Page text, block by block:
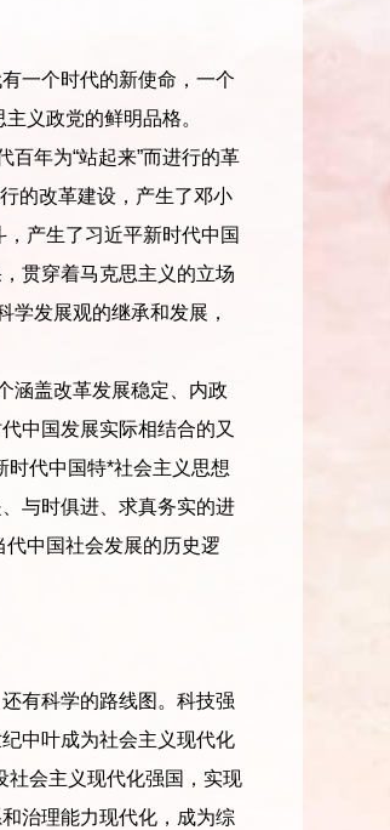
一个时代的新使命，一个
义政党的鲜明品格。
年为“站起来”而进行的革
的改革建设，产生了邓小
，产生了习近平新时代中国
贯穿着马克思主义的立场
学发展观的继承和发展，
盖改革发展稳定、内政
中国发展实际相结合的又
时代中国特*社会主义思想
与时俱进、求真务实的进
中国社会发展的历史逻
有科学的路线图。科技强
中叶成为社会主义现代化
社会主义现代化强国，实现
治理能力现代化，成为综